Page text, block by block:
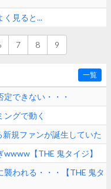
く見ると...
7 8 9
一覧
定できない・・・
グで動く
新規ファンが誕生していた
wwww【THE 鬼タイジ】
襲われる・・・【THE 鬼タ